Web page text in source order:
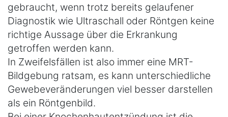
gebraucht, wenn trotz bereits gelaufener
Diagnostik wie Ultraschall oder Röntgen keine
richtige Aussage über die Erkrankung
getroffen werden kann.
In Zweifelsfällen ist also immer eine MRT-
Bildgebung ratsam, es kann unterschiedliche
Gewebeveränderungen viel besser darstellen
als ein Röntgenbild.